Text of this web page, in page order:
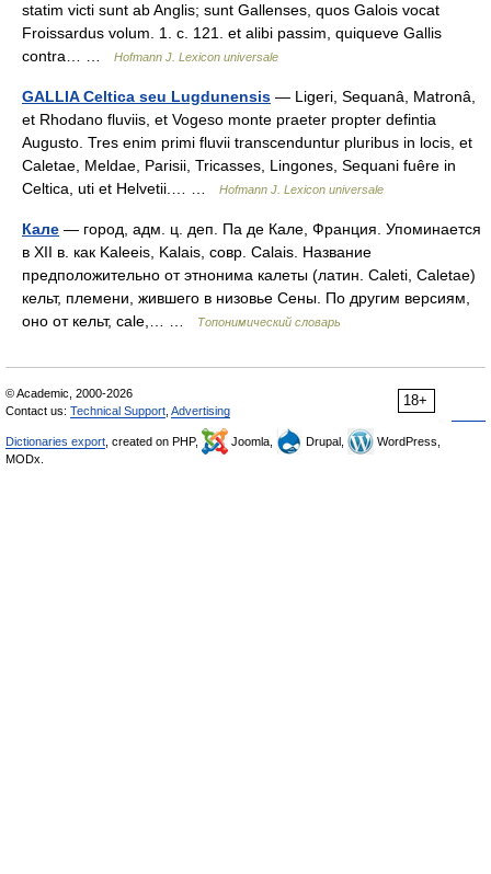
statim victi sunt ab Anglis; sunt Gallenses, quos Galois vocat
Froissardus volum. 1. c. 121. et alibi passim, quiqueve Gallis
contra… …
Hofmann J. Lexicon universale
GALLIA Celtica seu Lugdunensis — Ligeri, Sequanâ, Matronâ,
et Rhodano fluviis, et Vogeso monte praeter propter defintia
Augusto. Tres enim primi fluvii transcenduntur pluribus in locis, et
Caletae, Meldae, Parisii, Tricasses, Lingones, Sequani fuêre in
Celtica, uti et Helvetii.… …
Hofmann J. Lexicon universale
Кале — город, адм. ц. деп. Па де Кале, Франция. Упоминается
в XII в. как Kaleeis, Kalais, совр. Calais. Название
предположительно от этнонима калеты (латин. Caleti, Caletae)
кельт, племени, жившего в низовье Сены. По другим версиям,
оно от кельт, cale,… …
Топонимический словарь
18+
© Academic, 2000-2026
Contact us: Technical Support Advertising
Dictionaries export , created on PHP, Joomla, Drupal,
WordPress,
MODx.